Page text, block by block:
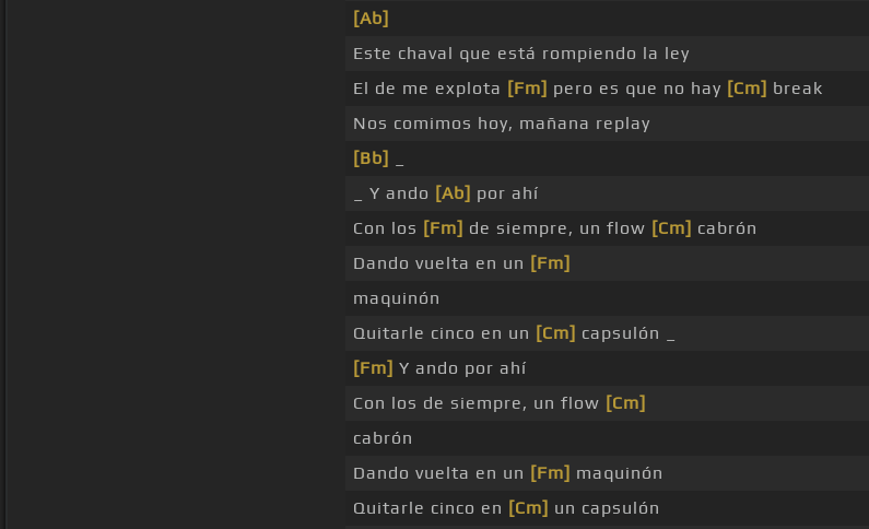
[Ab]
Este chaval que está rompiendo la ley
El de me explota [Fm] pero es que no hay [Cm] break
Nos comimos hoy, mañana replay
[Bb]
_ Y ando [Ab] por ahí
Con los [Fm] de siempre, un flow [Cm] cabrón
Dando vuelta en un [Fm]
maquinón
Quitarle cinco en un [Cm] capsulón _
[Fm] Y ando por ahí
Con los de siempre, un flow [Cm]
cabrón
Dando vuelta en un [Fm] maquinón
Quitarle cinco en [Cm] un capsulón